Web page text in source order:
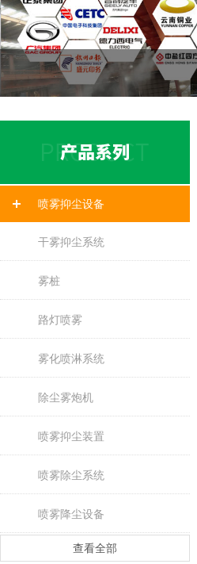
喷雾抑尘设备
干雾抑尘系统
雾桩
路灯喷雾
雾化喷淋系统
除尘雾炮机
喷雾抑尘装置
喷雾除尘系统
喷雾降尘设备
查看全部